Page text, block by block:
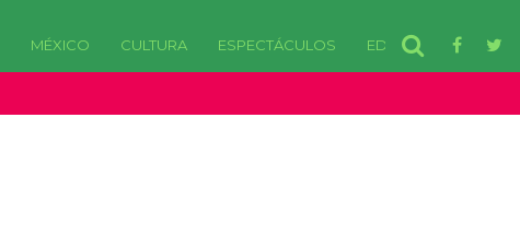
MÉXICO CULTURA ESPECTÁCULOS EDOMEX